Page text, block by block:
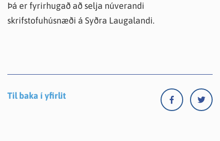
Þá er fyrirhugað að selja núverandi
skrifstofuhúsnæði á Syðra Laugalandi.
Til baka í yfirlit